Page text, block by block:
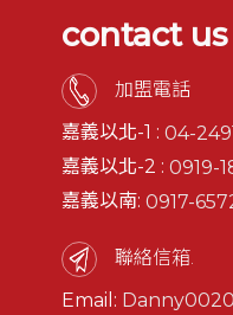
contact us
加盟電話
嘉義以北-1 :04-
嘉義以北-2 :0919-
嘉義以南:0917-
聯絡信箱.
Email: